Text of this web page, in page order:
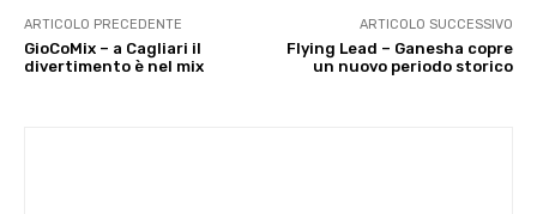
ARTICOLO PRECEDENTE
GioCoMix – a Cagliari il
divertimento è nel mix
ARTICOLO SUCCESSIVO
Flying Lead – Ganesha copre
un nuovo periodo storico